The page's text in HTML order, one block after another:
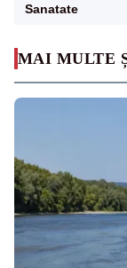
MAI MULTE
Sanatate